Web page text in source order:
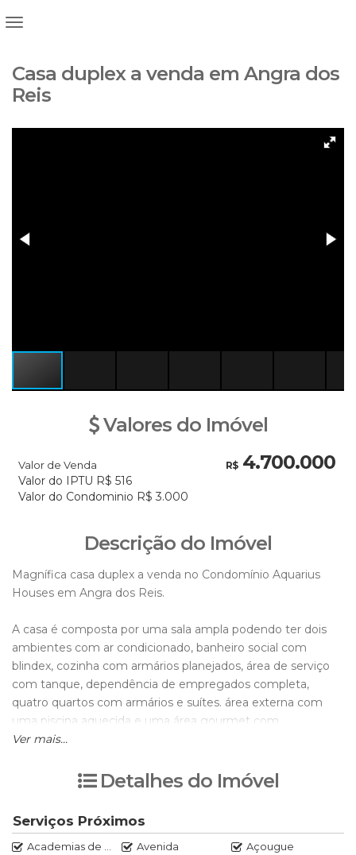
Casa duplex a venda em Angra dos
Reis
Valores do Imóvel
R$4.700.000
Valor de Venda
Valor do IPTU R$ 516
Valor do Condominio R$ 3.000
Descrição do Imóvel
Magnífica casa duplex a venda no Condomínio Aquarius
Houses em Angra dos Reis.
A casa é composta por uma sala ampla podendo ter dois
ambientes com ar condicionado, banheiro social com
blindex, cozinha com armários planejados, área de serviço
com tanque, dependência de empregados completa,
quatro quartos com armários e suítes. área externa com
uma piscina aquecida e uma área gourmet com
churrasqueira e forno de pizza.
Condomínio com portaria 24 Horas e lazer composto por
Laudêmio - R$18.930,00
Ver mais...
Detalhes do Imóvel
Serviços Próximos
Academias de ginástica Avenida
Açougue